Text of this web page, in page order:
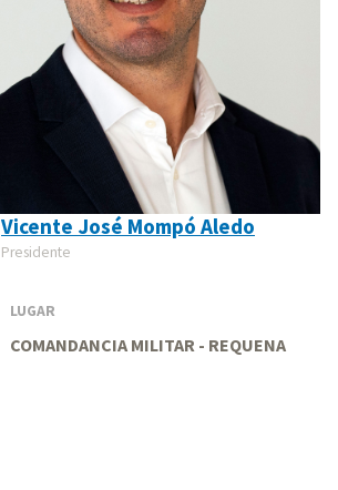
Vicente José Mompó Aledo
Presidente
LUGAR
COMANDANCIA MILITAR - REQUENA